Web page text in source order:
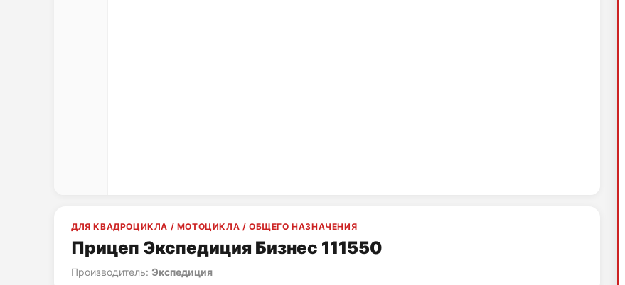
ДЛЯ КВАДРОЦИКЛА / МОТОЦИКЛА / ОБЩЕГО НАЗНАЧЕНИЯ
Прицеп Экспедиция Бизнес 111550
Производитель: Экспедиция